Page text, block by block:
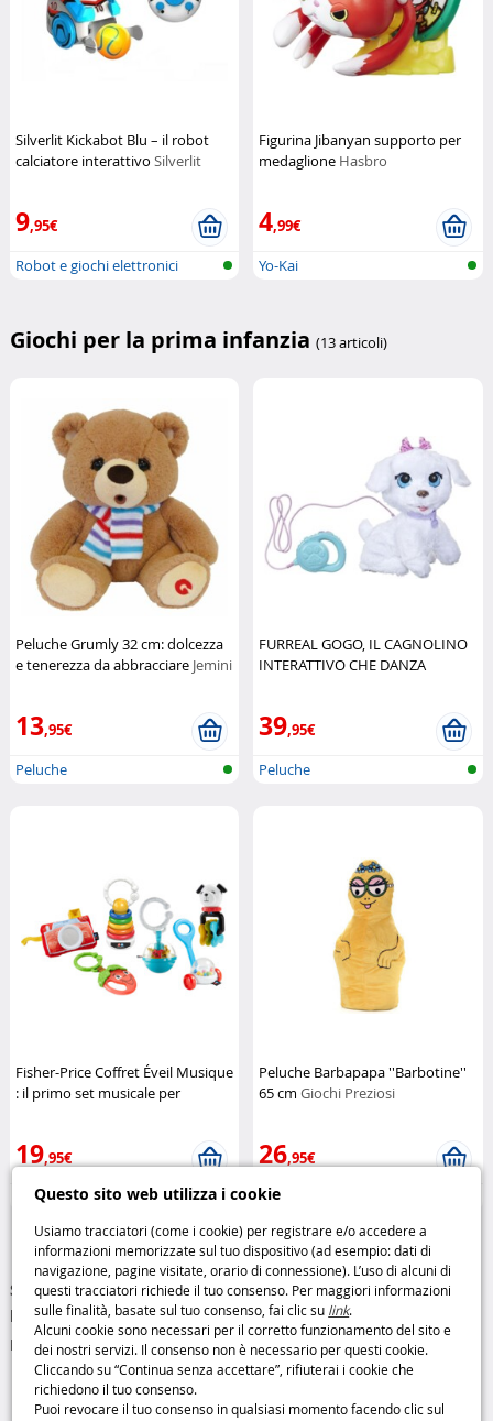
Questo sito web utilizza i cookie
Usiamo tracciatori (come i cookie) per registrare e/o accedere a
informazioni memorizzate sul tuo dispositivo (ad esempio: dati di
navigazione, pagine visitate, orario di connessione). L’uso di alcuni di
questi tracciatori richiede il tuo consenso. Per maggiori informazioni
sulle finalità, basate sul tuo consenso, fai clic su link.
Alcuni cookie sono necessari per il corretto funzionamento del sito e
dei nostri servizi. Il consenso non è necessario per questi cookie.
Cliccando su “Continua senza accettare”, rifiuterai i cookie che
richiedono il tuo consenso.
Puoi revocare il tuo consenso in qualsiasi momento facendo clic sul
Silverlit Kickabot Blu – il robot
calciatore interattivo Silverlit
9,95€
Robot e giochi elettronici
Figurina Jibanyan supporto per
medaglione Hasbro
4,99€
Yo-Kai
Giochi per la prima infanzia (13 articoli)
Peluche Grumly 32 cm: dolcezza
e tenerezza da abbracciare Jemini
13,95€
Peluche
FURREAL GOGO, IL CAGNOLINO
INTERATTIVO CHE DANZA
39,95€
Peluche
Fisher-Price Coffret Éveil Musique
: il primo set musicale per
19,95€
Giochi prima infanzia
Peluche Barbapapa ''Barbotine''
65 cmGiochi Preziosi
26,95€
Peluche
Scopri la nostra collezione unica, accuratamente selezionata
per stimolare l’immaginazione e la creatività dei tuoi figli.
Leggi di più...